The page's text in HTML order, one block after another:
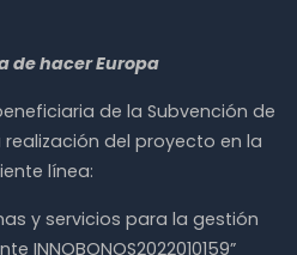
de hacer Europa
de la Subvención de
del proyecto en la
línea:
y servicios para la gestión
INNOBONOS2022010159”